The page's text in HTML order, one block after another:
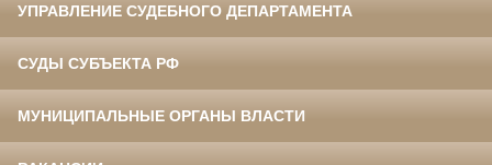
УПРАВЛЕНИЕ СУДЕБНОГО ДЕПАРТАМЕНТА
СУДЫ СУБЪЕКТА РФ
МУНИЦИПАЛЬНЫЕ ОРГАНЫ ВЛАСТИ